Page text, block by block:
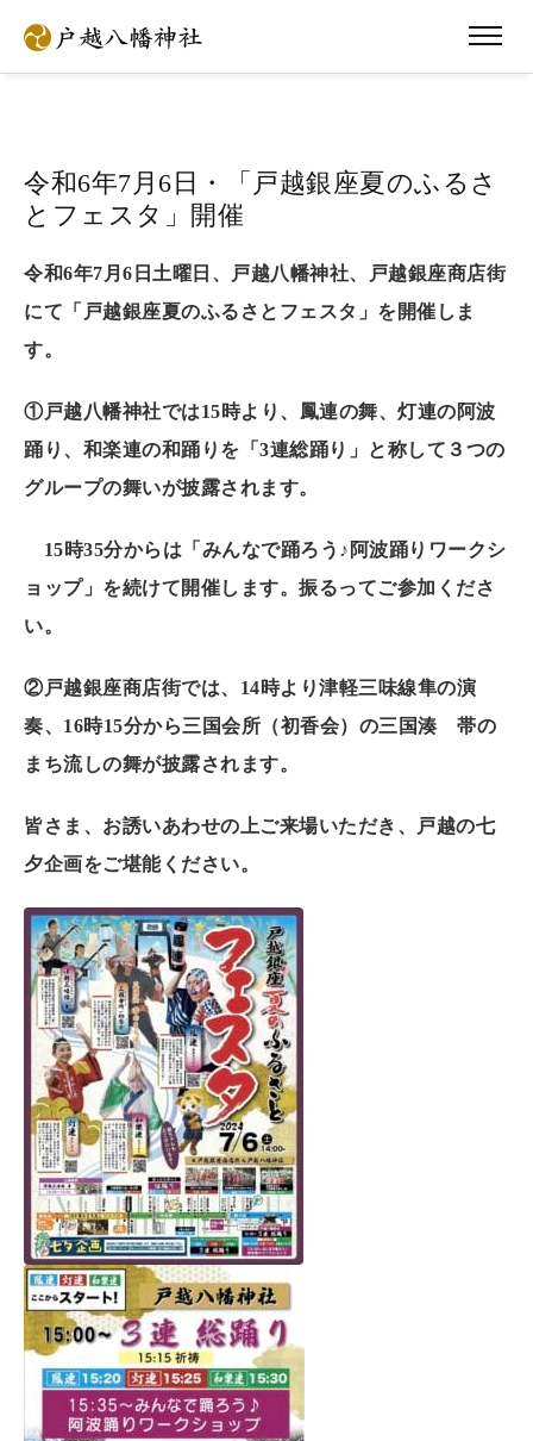
令和6年7月6日・「戸越銀座夏のふるさ
とフェスタ」開催
令和6年7月6日土曜日、戸越八幡神社、戸越銀座商店街
にて「戸越銀座夏のふるさとフェスタ」を開催しま
す。
①戸越八幡神社では15時より、鳳連の舞、灯連の阿波
踊り、和楽連の和踊りを「3連総踊り」と称して３つの
グループの舞いが披露されます。
15時35分からは「みんなで踊ろう♪阿波踊りワークシ
ョップ」を続けて開催します。振るってご参加くださ
い。
②戸越銀座商店街では、14時より津軽三味線隼の演
奏、16時15分から三国会所（初香会）の三国湊 帯の
まち流しの舞が披露されます。
皆さま、お誘いあわせの上ご来場いただき、戸越の七
夕企画をご堪能ください。